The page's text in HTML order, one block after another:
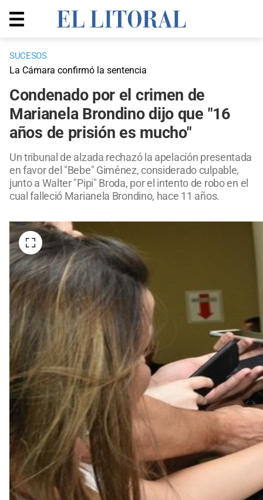
SUCESOS
La Cámara confirmó la sentencia
Condenado por el crimen de
Marianela Brondino dijo que "16
años de prisión es mucho"
Un tribunal de alzada rechazó la apelación presentada
en favor del "Bebe" Giménez, considerado culpable,
junto a Walter "Pipi" Broda, por el intento de robo en el
cual falleció Marianela Brondino, hace 11 años.